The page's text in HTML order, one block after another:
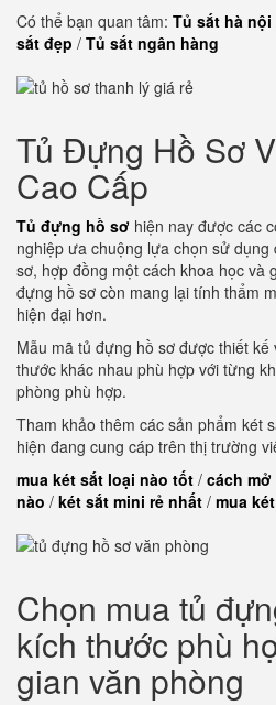
Có thể bạn quan tâm: Tủ sắt hà nội
sắt đẹp / Tủ sắt ngân hàng
Tủ Đựng Hồ Sơ
Cao Cấp
Tủ đựng hồ sơ hiện nay được các
nghiệp ưa chuộng lựa chọn sử
sơ, hợp đồng một cách khoa học và
đựng hồ sơ còn mang lại tính thẩm
hiện đại hơn.
Mẫu mã tủ đựng hồ sơ được thiết
thước khác nhau phù hợp với từng
phòng phù hợp.
Tham khảo thêm các sản phẩm két
hiện đang cung cáp trên thị trường
mua két sắt loại nào tốt / cách
nào / két sắt mini rẻ nhất / mua
Chọn mua tủ
kích thước phù
gian văn phòng